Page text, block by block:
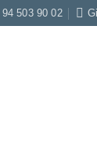
503 90 02